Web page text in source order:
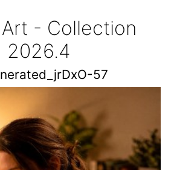
- Collection
2026.4
57